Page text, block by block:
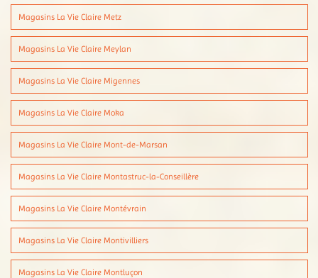
Magasins La Vie Claire Metz
Magasins La Vie Claire Meylan
Magasins La Vie Claire Migennes
Magasins La Vie Claire Moka
Magasins La Vie Claire Mont-de-Marsan
Magasins La Vie Claire Montastruc-la-Conseillère
Magasins La Vie Claire Montévrain
Magasins La Vie Claire Montivilliers
Magasins La Vie Claire Montluçon